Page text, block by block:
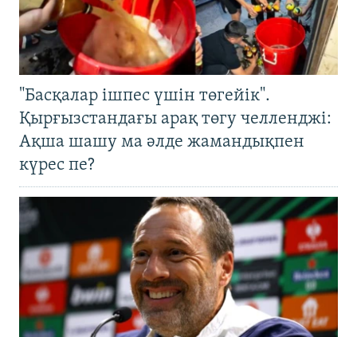
"Басқалар ішпес үшін төгейік".
Қырғызстандағы арақ төгу челленджі:
Ақша шашу ма әлде жамандықпен
күрес пе?